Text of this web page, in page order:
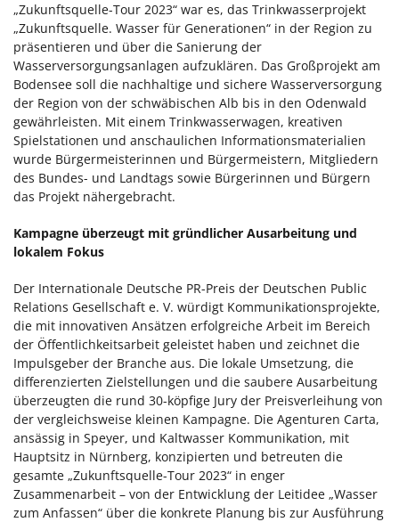
„Zukunftsquelle-Tour 2023“ war es, das Trinkwasserprojekt
„Zukunftsquelle. Wasser für Generationen“ in der Region zu
präsentieren und über die Sanierung der
Wasserversorgungsanlagen aufzuklären. Das Großprojekt am
Bodensee soll die nachhaltige und sichere Wasserversorgung
der Region von der schwäbischen Alb bis in den Odenwald
gewährleisten. Mit einem Trinkwasserwagen, kreativen
Spielstationen und anschaulichen Informationsmaterialien
wurde Bürgermeisterinnen und Bürgermeistern, Mitgliedern
des Bundes- und Landtags sowie Bürgerinnen und Bürgern
das Projekt nähergebracht.
Kampagne überzeugt mit gründlicher Ausarbeitung und
lokalem Fokus
Der Internationale Deutsche PR-Preis der Deutschen Public
Relations Gesellschaft e. V. würdigt Kommunikationsprojekte,
die mit innovativen Ansätzen erfolgreiche Arbeit im Bereich
der Öffentlichkeitsarbeit geleistet haben und zeichnet die
Impulsgeber der Branche aus. Die lokale Umsetzung, die
differenzierten Zielstellungen und die saubere Ausarbeitung
überzeugten die rund 30-köpfige Jury der Preisverleihung von
der vergleichsweise kleinen Kampagne. Die Agenturen Carta,
ansässig in Speyer, und Kaltwasser Kommunikation, mit
Hauptsitz in Nürnberg, konzipierten und betreuten die
gesamte „Zukunftsquelle-Tour 2023“ in enger
Zusammenarbeit – von der Entwicklung der Leitidee „Wasser
zum Anfassen“ über die konkrete Planung bis zur Ausführung